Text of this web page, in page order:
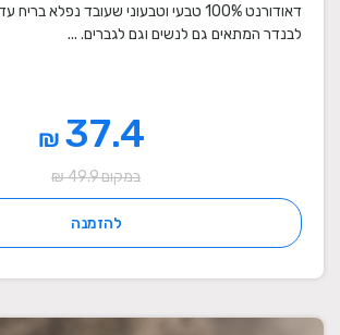
דאודורנט 100% טבעי וטבעוני שעובד נפלא
לבנדר המתאים גם לנשים וגם לגברים. ...
₪
במקום 49.9 ₪
להזמנה